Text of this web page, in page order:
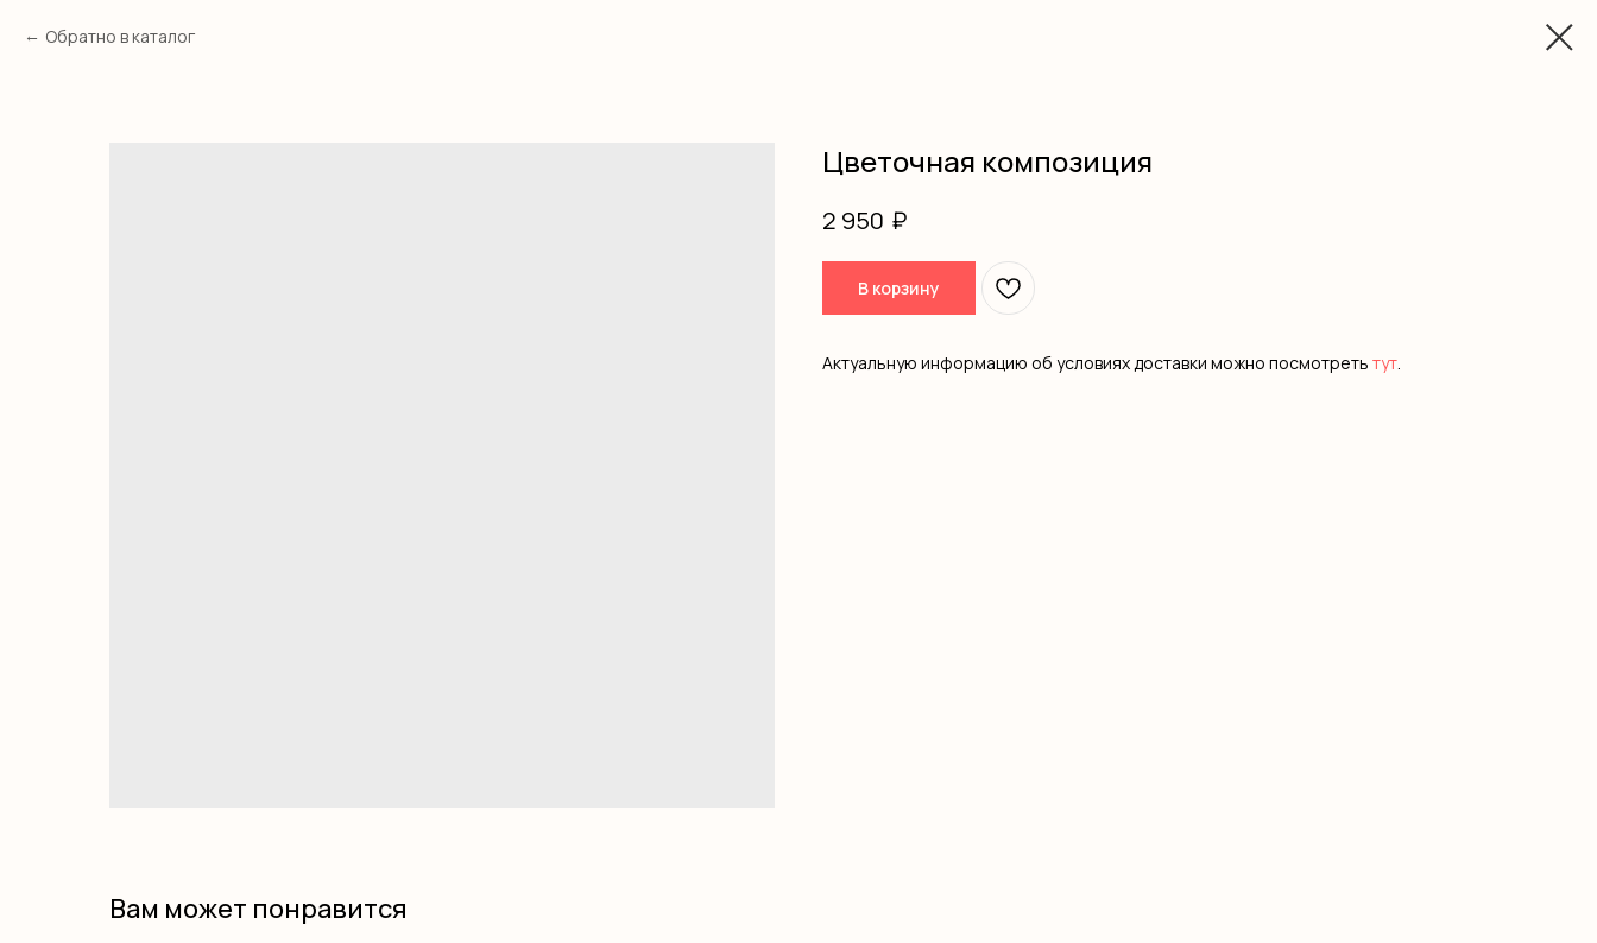
Обратно в каталог
Цветочная композиция
2 950 ₽
В корзину
Актуальную информацию об условиях доставки можно посмотреть тут
Вам может понравится